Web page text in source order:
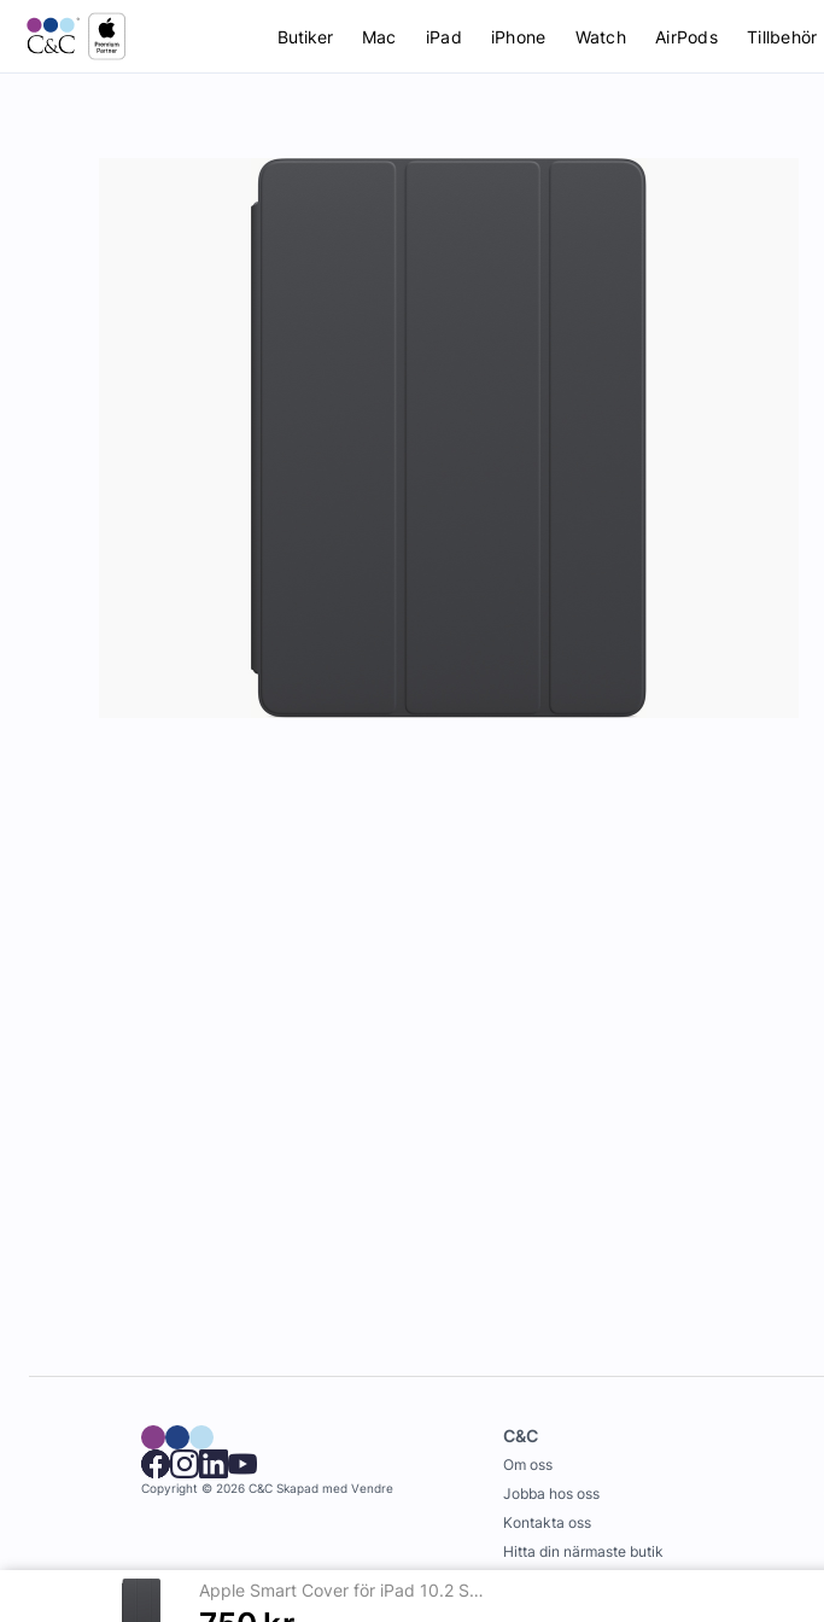
Butiker Mac iPad iPhone Watch AirPods Tillbehör
Apple Smart Cover för iPad 10.2 Svart
Copyright © 2026 C&C Skapad med Vendre
C&C
Om oss
Jobba hos oss
Kontakta oss
Hitta din närmaste butik